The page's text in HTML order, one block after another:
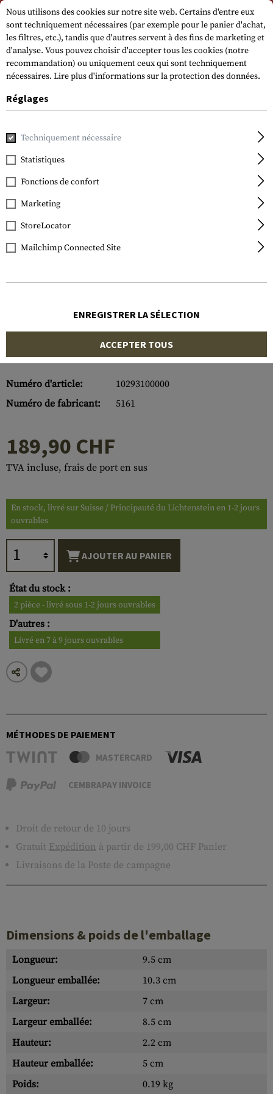
Veuillez noter que les délais de livraison peuvent varier en raison d'un jour
férié sur 15.08.2026.
Accueil Accessoires pour armes à feu Optiques, aides à la
Glock
Rear Sight Adjustment
Tool
Numéro d'article:
10293100000
Numéro de fabricant:
5161
189,90 CHF
TVA incluse, frais de port en sus
En stock, livré sur Suisse / Principauté du Lichtenstein en 1-2 jours
ouvrables
AJOUTER AU PANIER
État du stock :
2 pièce - livré sous 1-2 jours ouvrables
D'autres :
Livré en 7 à 9 jours ouvrables
MÉTHODES DE PAIEMENT
MASTERCARD
CEMBRAPAY INVOICE
Droit de retour de 10 jours
Gratuit Expédition à partir de 199,00 CHF Panier
Livraisons de la Poste de campagne
Dimensions & poids de l'emballage
Longueur:
9.5 cm
Longueur emballée:
10.3 cm
Largeur:
7 cm
Largeur emballée:
8.5 cm
Hauteur:
2.2 cm
Hauteur emballée:
5 cm
Poids:
0.19 kg
Nous utilisons des cookies sur notre site web. Certains d'entre eux
sont techniquement nécessaires (par exemple pour le panier d'achat,
les filtres, etc.), tandis que d'autres servent à des fins de marketing et
d'analyse. Vous pouvez choisir d'accepter tous les cookies (notre
recommandation) ou uniquement ceux qui sont techniquement
nécessaires. Lire plus d'informations sur la protection des données.
Réglages
Techniquement nécessaire
Statistiques
Fonctions de confort
Marketing
StoreLocator
Mailchimp Connected Site
ENREGISTRER LA SÉLECTION
ACCEPTER TOUS